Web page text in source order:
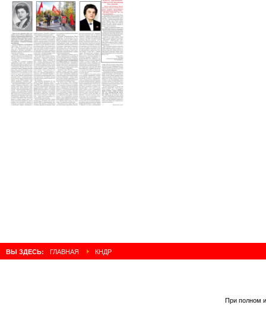
ВЫ ЗДЕСЬ: ГЛАВНАЯ КНДР
При полном